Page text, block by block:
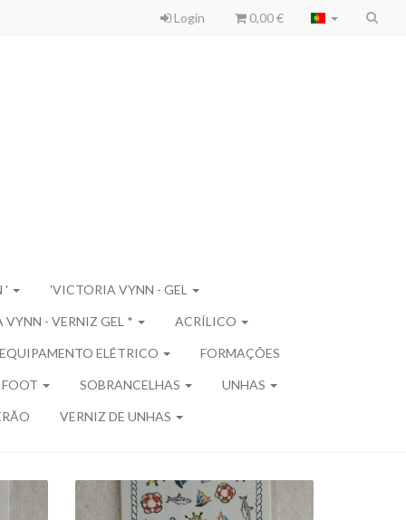
Login 0,00 €
' 'VICTORIA VYNN - GEL
- VERNIZ GEL * ACRÍLICO
EQUIPAMENTO ELÉTRICO FORMAÇÕES
SOBRANCELHAS UNHAS
VERNIZ DE UNHAS